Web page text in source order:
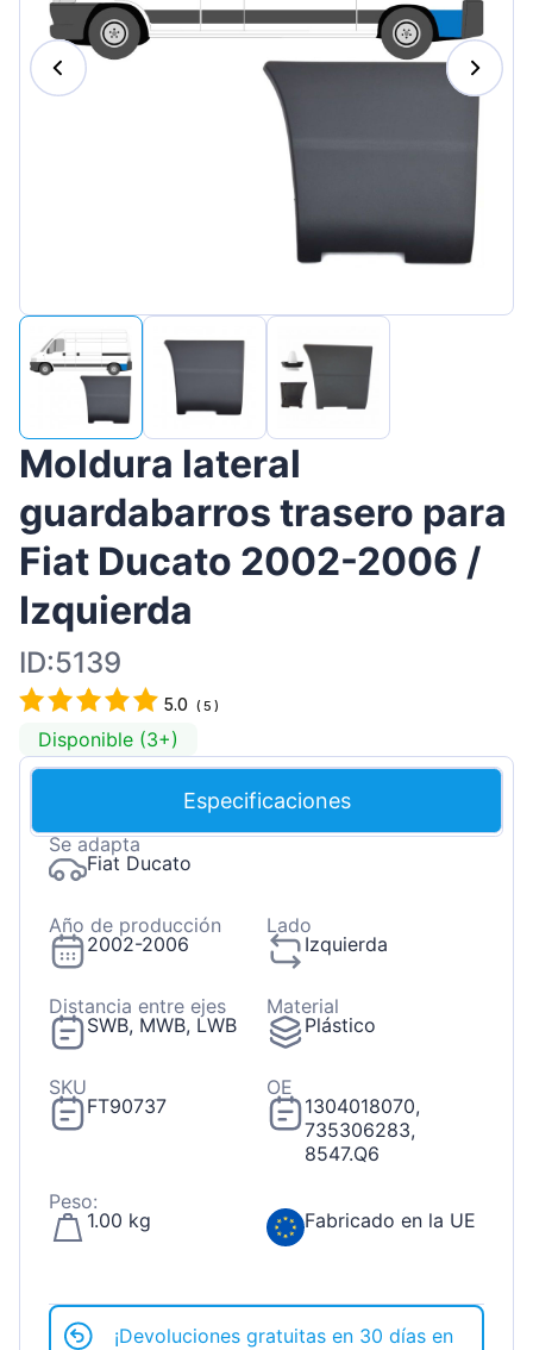
Magyar
Hrvatski
Português
Slovenian
Latvian
Slovenčina
Moldura lateral
guardabarros trasero para
Fiat Ducato 2002-2006 /
Izquierda
ID:5139
5.0 (5 )
Disponible (3+)
Especificaciones
Se adapta
Fiat Ducato
Año de producción
2002-2006
Lado
Izquierda
Distancia entre ejes
SWB, MWB, LWB
Material
Plástico
SKU
FT90737
OE
1304018070,
735306283,
8547.Q6
Peso:
1.00 kg
Fabricado en la UE
¡Devoluciones gratuitas en 30 días en